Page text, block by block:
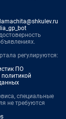
регулируются:
ПО
специальные
не требуются